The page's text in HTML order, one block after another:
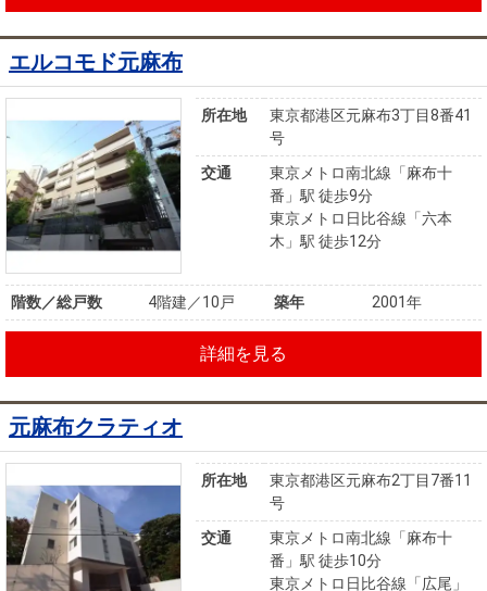
エルコモド元麻布
所在地
東京都港区元麻布3丁目8番41
号
交通
東京メトロ南北線「麻布十
番」駅 徒歩9分
東京メトロ日比谷線「六本
木」駅 徒歩12分
階数／総戸数 4階建／10戸 築年 2001年
詳細を見る
元麻布クラティオ
所在地
東京都港区元麻布2丁目7番11
号
交通
東京メトロ南北線「麻布十
番」駅 徒歩10分
東京メトロ日比谷線「広尾」